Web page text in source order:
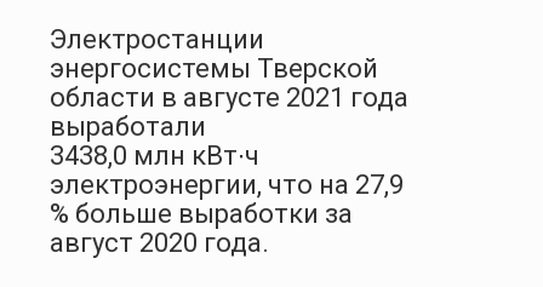
Электростанции
энергосистемы Тверской
области в августе 2021 года
выработали
3438,0 млн кВт∙ч
электроэнергии, что на 27,9
% больше выработки за
август 2020 года.